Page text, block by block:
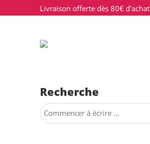
Livraison offerte dès 80€ d'achat
Recherche